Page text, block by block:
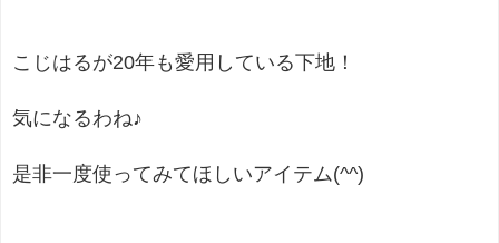
こじはるが20年も愛用している下地！
気になるわね♪
是非一度使ってみてほしいアイテム(^^)